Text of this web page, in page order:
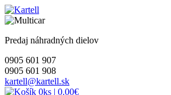
Skip
to
Predaj náhradných dielov
0905 601 907
0905 601 908
kartell@kartell.sk
0ks | 0.00€